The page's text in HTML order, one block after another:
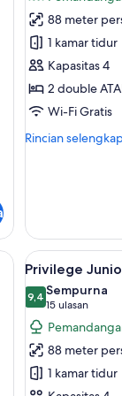
untuk
Privilege
Junior
Suite
Ocean
88 meter
1 kamar tidur
Kapasitas 4
2 double
Wi-Fi Gratis
Rincian
Rincian
Suite
Ocean
Viewdan meja kerja
Lihat
semua
foto
untuk
Privilege
Junior
Suite
10
Privilege
9,49,4 dari 10
Sempurna
15 ulasan
(15
ulasan)
88 meter
1 kamar tidur